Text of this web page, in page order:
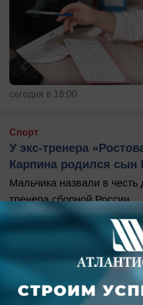
сегодня в 18:00
Спорт
У экс-тренера
Карпина родился сын
Мальчика назвали в
тренера сборной России